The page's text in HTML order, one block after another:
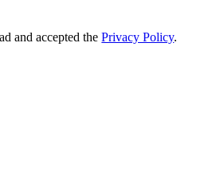
and accepted thePrivacy Policy.